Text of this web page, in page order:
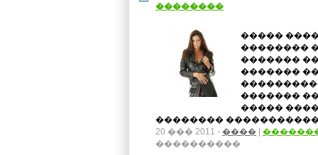
��������
�����
��������
�������
�������
�������
�����
��������
20 ��� 2011 - ����
����������